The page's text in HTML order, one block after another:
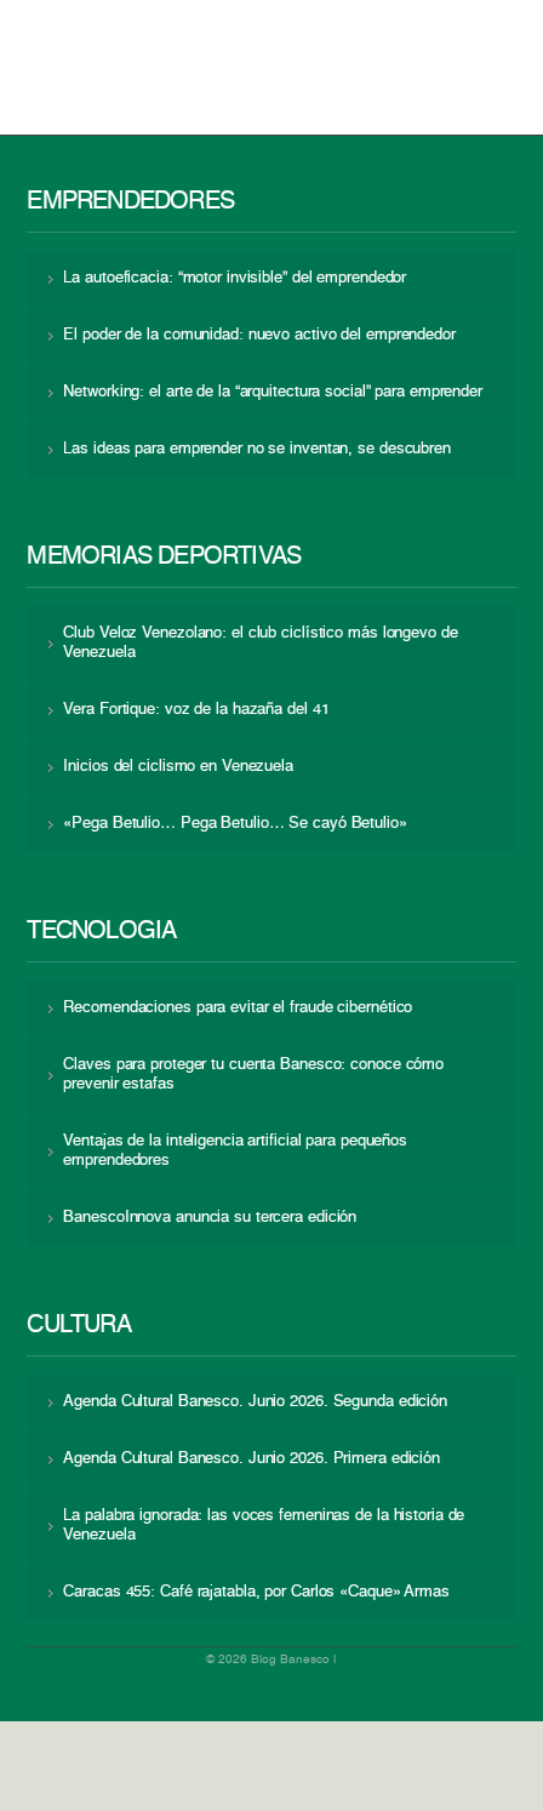
EMPRENDEDORES
La autoeficacia: “motor invisible” del emprendedor
El poder de la comunidad: nuevo activo del emprendedor
Networking: el arte de la “arquitectura social” para emprender
Las ideas para emprender no se inventan, se descubren
MEMORIAS DEPORTIVAS
Club Veloz Venezolano: el club ciclístico más longevo de
Venezuela
Vera Fortique: voz de la hazaña del 41
Inicios del ciclismo en Venezuela
«Pega Betulio… Pega Betulio… Se cayó Betulio»
TECNOLOGÍA
Recomendaciones para evitar el fraude cibernético
Claves para proteger tu cuenta Banesco: conoce cómo
prevenir estafas
Ventajas de la inteligencia artificial para pequeños
emprendedores
BanescoInnova anuncia su tercera edición
CULTURA
Agenda Cultural Banesco. Junio 2026. Segunda edición
Agenda Cultural Banesco. Junio 2026. Primera edición
La palabra ignorada: las voces femeninas de la historia de
Venezuela
Caracas 455: Café rajatabla, por Carlos «Caque» Armas
© 2026 Blog Banesco |